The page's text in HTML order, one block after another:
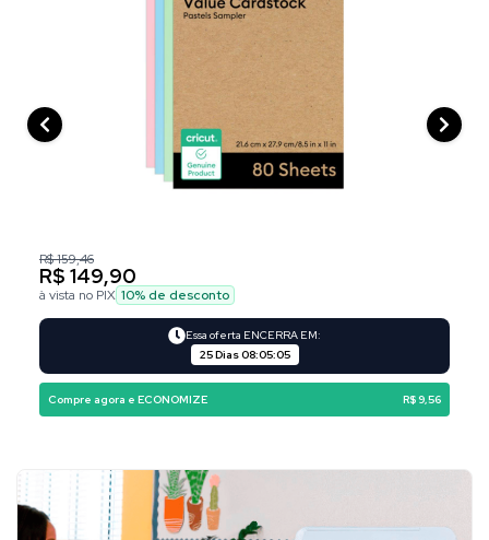
R$ 159,46
R$ 149,90
à vista no PIX 10% de desconto
Essa oferta ENCERRA EM:
25 Dias 08:05:04
Compre agora e ECONOMIZE R$ 9,56